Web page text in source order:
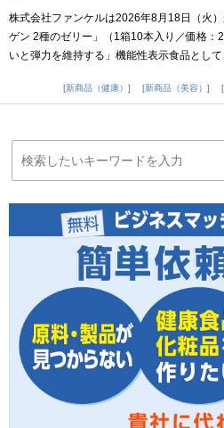
株式会社ファンケルは2026年8月18日（火
ゲン 2種のゼリー」（1箱10本入り／価格：
いと弾力を維持する」機能性表示食品とし
新商品（健康）
新商品（美容）